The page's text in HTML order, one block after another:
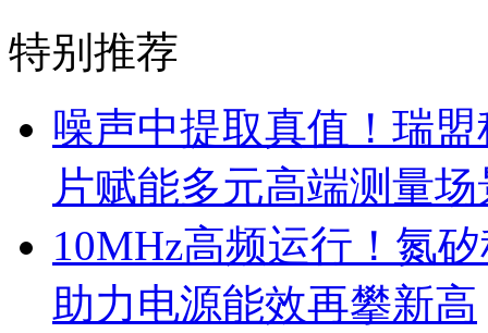
特别推荐
噪声中提取真值！瑞
片赋能多元高端测量场
10MHz高频运行！氮
助力电源能效再攀新高